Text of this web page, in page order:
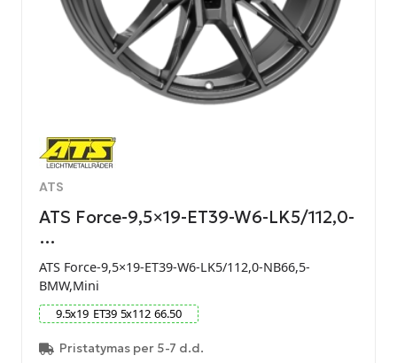
ATS
ATS Force-9,5×19-ET39-W6-LK5/112,0-
…
ATS Force-9,5×19-ET39-W6-LK5/112,0-NB66,5-
BMW,Mini
9.5x19 ET39 5x112 66.50
Pristatymas per 5-7 d.d.